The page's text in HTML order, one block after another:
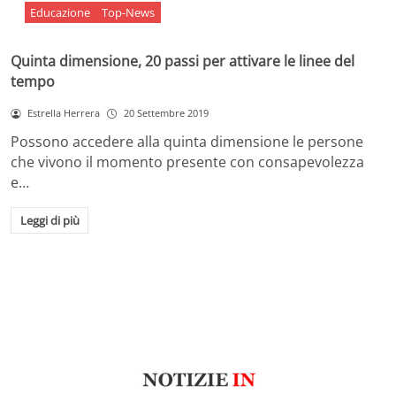
Educazione Top-News
Quinta dimensione, 20 passi per attivare le linee del
tempo
Estrella Herrera 20 Settembre 2019
Possono accedere alla quinta dimensione le persone
che vivono il momento presente con consapevolezza
e…
Leggi di più